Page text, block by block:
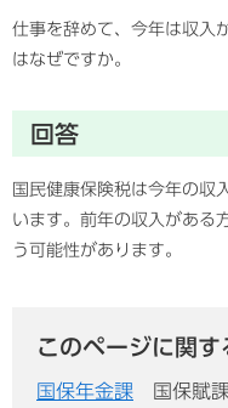
仕事を辞めて、今年は収入
はなぜですか。
回答
国民健康保険税は今年の収
います。前年の収入がある
う可能性があります。
このページに関
国保年金課
国保賦